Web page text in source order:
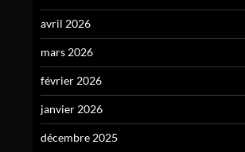
avril 2026
mars 2026
février 2026
janvier 2026
décembre 2025